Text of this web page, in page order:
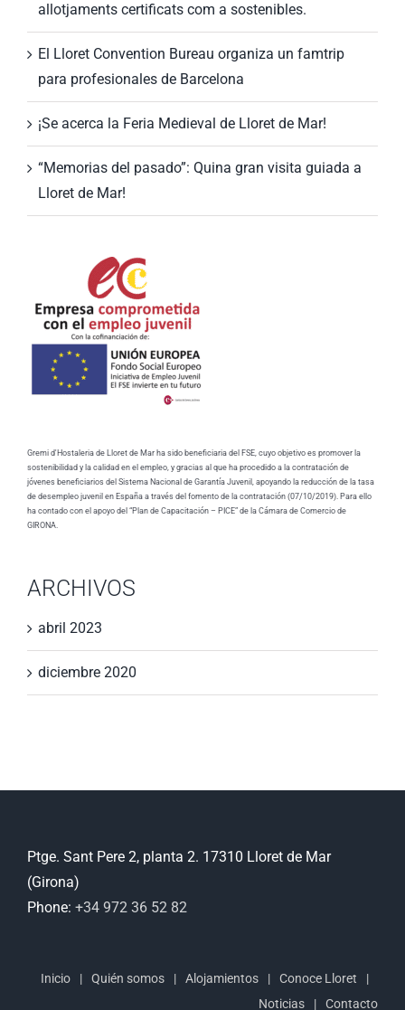
allotjaments certificats com a sostenibles.
El Lloret Convention Bureau organiza un famtrip
para profesionales de Barcelona
¡Se acerca la Feria Medieval de Lloret de Mar!
“Memorias del pasado”: Quina gran visita guiada a
Lloret de Mar!
Gremi d'Hostaleria de Lloret de Mar ha sido beneficiaria del FSE, cuyo objetivo es promover la
sostenibilidad y la calidad en el empleo, y gracias al que ha procedido a la contratación de
jóvenes beneficiarios del Sistema Nacional de Garantía Juvenil, apoyando la reducción de la tasa
de desempleo juvenil en España a través del fomento de la contratación (07/10/2019). Para ello
ha contado con el apoyo del “Plan de Capacitación – PICE” de la Cámara de Comercio de
GIRONA.
ARCHIVOS
abril 2023
diciembre 2020
Ptge. Sant Pere 2, planta 2. 17310 Lloret de Mar
(Girona)
Phone: +34 972 36 52 82
Inicio Quién somos Alojamientos
Conoce Lloret
Noticias
Contacto